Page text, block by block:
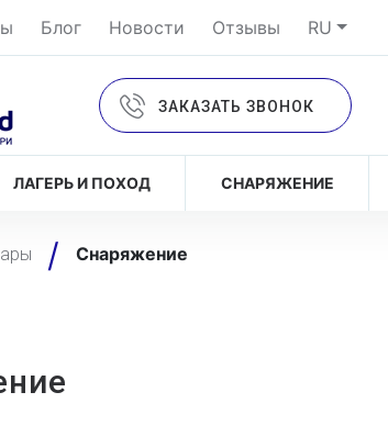
Блог Новости Отзывы RU
ЗАКАЗАТЬ ЗВОНОК
ЛАГЕРЬ И ПОХОД СНАРЯЖЕНИЕ
Снаряжение